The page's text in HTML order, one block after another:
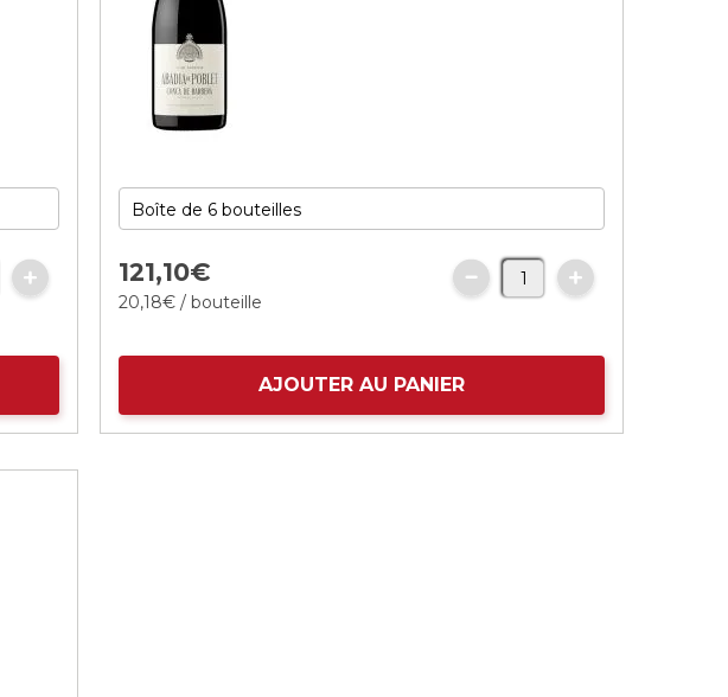
121,10€
20,18€ / bouteille
AJOUTER AU PANIER